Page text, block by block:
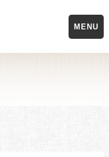
MENU